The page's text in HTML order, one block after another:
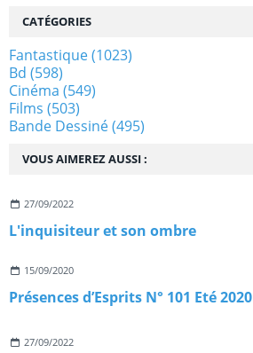
VOUS AIMEREZ AUSSI :
27/09/2022
L'inquisiteur et son ombre
15/09/2020
Présences d’Esprits N° 101 Eté 2020
27/09/2022
CATÉGORIES
Fantastique(1023)
Bd (598)
Cinéma (549)
Films (503)
Bande Dessiné(495)